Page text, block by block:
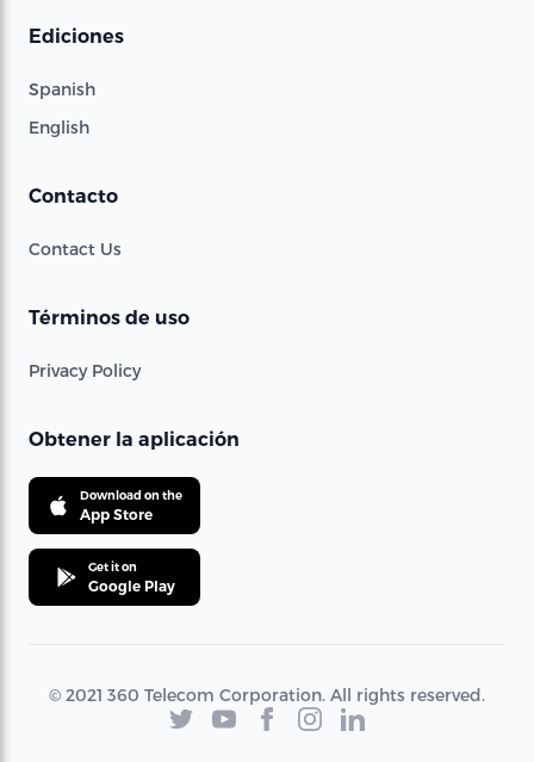
Ediciones
Spanish
English
Contacto
Contact Us
Términos de uso
Privacy Policy
Obtener la aplicación
Download on the
App Store
Get it on
Google Play
© 2021 360 Telecom Corporation. All rights reserved.